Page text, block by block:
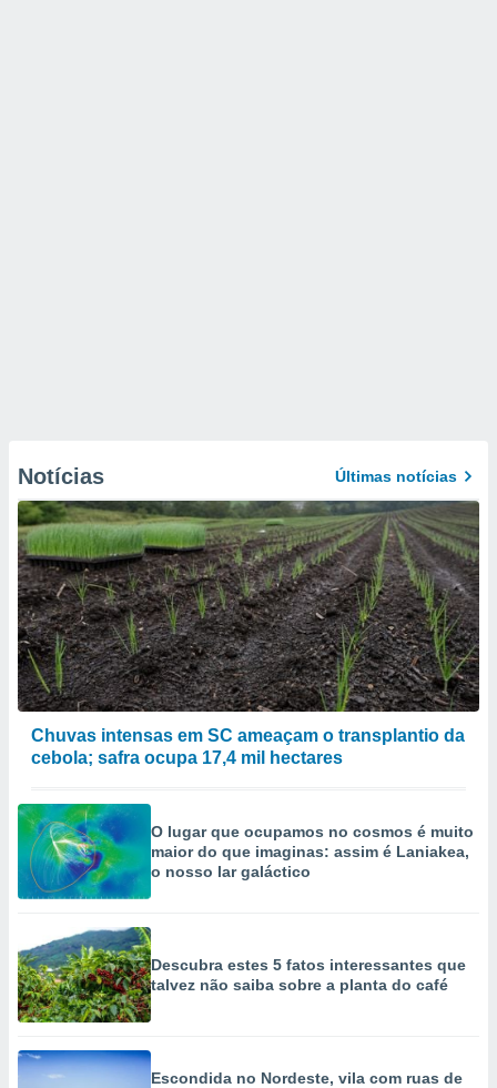
Notícias Últimas notícias
Chuvas intensas em SC ameaçam o transplantio da
cebola; safra ocupa 17,4 mil hectares
O lugar que ocupamos no cosmos é muito
maior do que imaginas: assim é Laniakea,
o nosso lar galáctico
Descubra estes 5 fatos interessantes que
talvez não saiba sobre a planta do café
Escondida no Nordeste, vila com ruas de